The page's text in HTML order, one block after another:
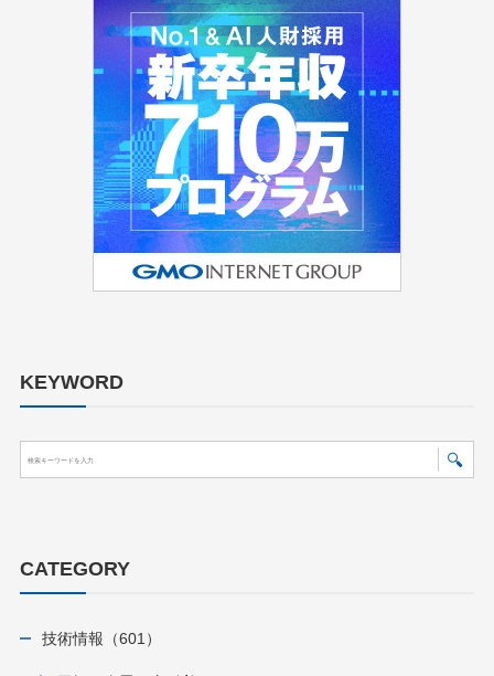
KEYWORD
CATEGORY
技術情報（601）